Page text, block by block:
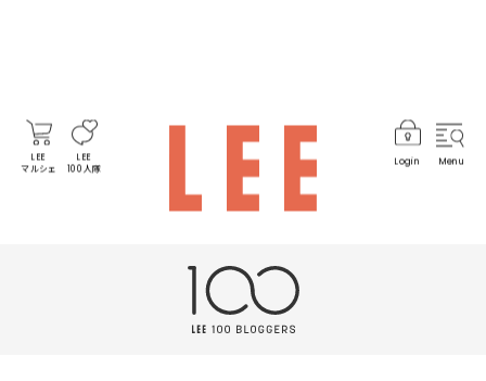
LEE
マルシェ
LEE
100人隊
Login Menu